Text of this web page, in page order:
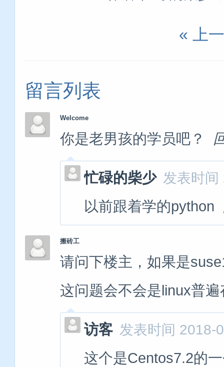
« 上
留言列表
Welcome
你是老男孩的学员吧？
忙碌的柴少 发表时
以前跟着学的python
搬砖工
请问下楼主，如果是
这问题会不会是linux普遍
访客 发表时间 2018-
这个是Centos7.2的